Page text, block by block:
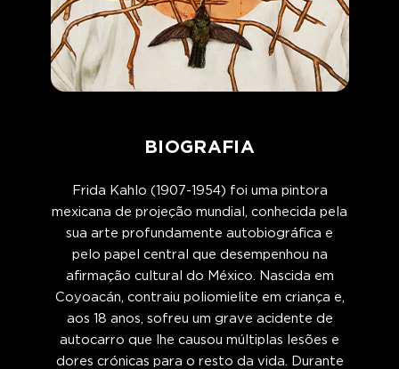
BIOGRAFIA
Frida Kahlo (1907-1954) foi uma pintora
mexicana de projeção mundial, conhecida pela
sua arte profundamente autobiográfica e
pelo papel central que desempenhou na
afirmação cultural do México. Nascida em
Coyoacán, contraiu poliomielite em criança e,
aos 18 anos, sofreu um grave acidente de
autocarro que lhe causou múltiplas lesões e
dores crónicas para o resto da vida. Durante